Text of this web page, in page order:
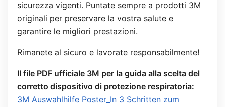
sicurezza vigenti. Puntate sempre a prodotti 3M
originali per preservare la vostra salute e
garantire le migliori prestazioni.
Rimanete al sicuro e lavorate responsabilmente!
Il file PDF ufficiale 3M per la guida alla scelta del
corretto dispositivo di protezione respiratoria:
3M Auswahlhilfe Poster_In 3 Schritten zum